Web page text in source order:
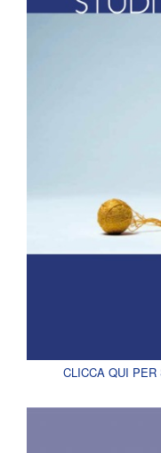
CLICCA QUI